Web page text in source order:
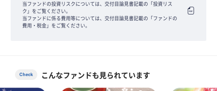
当ファンドの投資リスクについては、交付目論見書記載の「投資リス
ク」をご覧ください。
当ファンドに係る費用等については、交付目論見書記載の「ファンドの
費用・税金」をご覧ください。
Check こんなファンドも見られています